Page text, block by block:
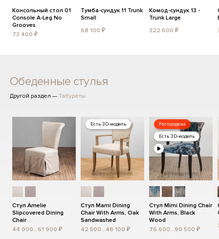
Консольный стол 01
Console A-Leg No
Grooves
73 400 ₽
Тумба-сундук 11 Trunk
Small
68 100 ₽
Комод-сундук 13 -
Trunk Large
322 600 ₽
Обеденные стулья
Другой раздел — Табуреты
Стул Amelie
Slipcovered Dining
Chair
44 000...61 900 ₽
Есть 3D-модель
Стул Mami Dining
Chair With Arms, Oak
Sandwashed
42 500...48 100 ₽
Распродажа
Есть 3D-модель
Стул Mimi Dining Chair
With Arms, Black
Wood
76 600...90 500 ₽